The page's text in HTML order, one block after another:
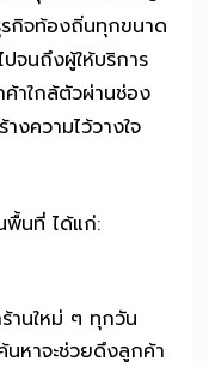
กิจท้องถิ่นทุกขนาด
ปจนถึงผู้ให้บริการ
าใกล้ตัวผ่านช่อง
งความไว้วางใจ
พื้นที่ ได้แก่:
านใหม่ ๆ ทุกวัน
หาจะช่วยดึงลูกค้า